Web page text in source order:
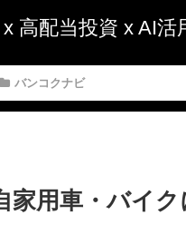
高配当投資 x AI活
バンコクナビ
家用車・バイ